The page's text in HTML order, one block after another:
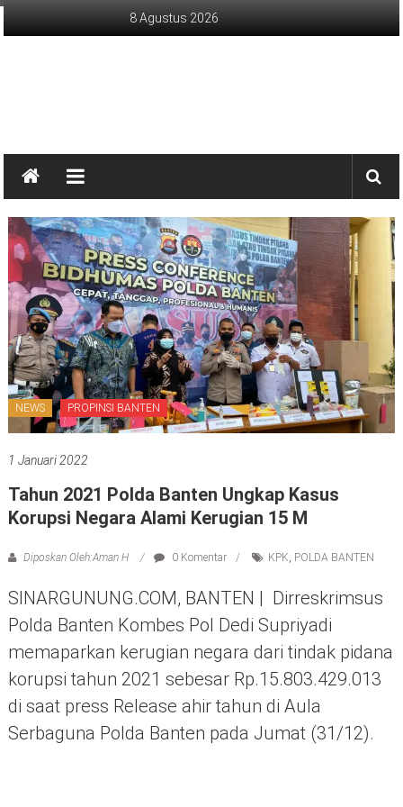
Lompat
8 Agustus 2026
jujur
terpercaya
NEWS PROPINSI BANTEN
1 Januari 2022
Tahun 2021 Polda Banten Ungkap Kasus
Korupsi Negara Alami Kerugian 15 M
Diposkan Oleh:Aman H 0 Komentar KPK, POLDA BANTEN
SINARGUNUNG.COM, BANTEN | Dirreskrimsus
Polda Banten Kombes Pol Dedi Supriyadi
memaparkan kerugian negara dari tindak pidana
korupsi tahun 2021 sebesar Rp.15.803.429.013
di saat press Release ahir tahun di Aula
Serbaguna Polda Banten pada Jumat (31/12).